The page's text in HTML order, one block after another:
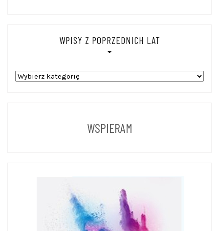
WPISY Z POPRZEDNICH LAT
WPISY
WSPIERAM